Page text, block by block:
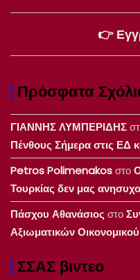
👉
Πρόσφατα
ΓΙΑΝΝΗΣ ΛΥΜΠΕΡΙΔΗΣ
Πένθους Σήμερα στις ΕΔ
Petros Polimenakosστο
Τουρκίας δεν μας
Πάσχου Αθανάσιος στο
Αξιωματικών
ΣΣΑΣ βιντεο